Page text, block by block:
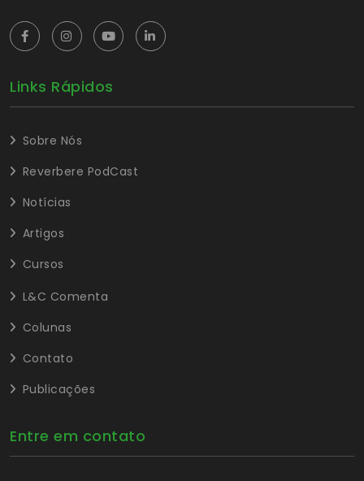
Links Rápidos
Sobre Nós
Reverbere PodCast
Notícias
Artigos
Cursos
L&C Comenta
Colunas
Contato
Publicações
Entre em contato